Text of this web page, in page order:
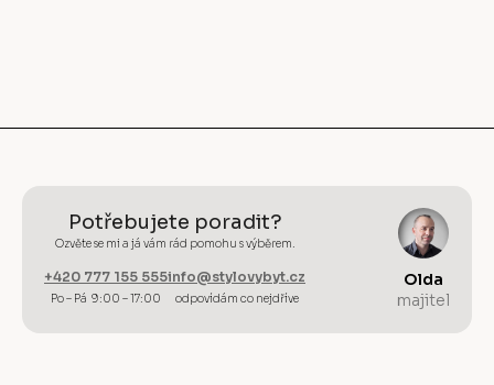
Potřebujete poradit?
Ozvěte se mi a já vám rád pomohu s výběrem.
+420 777 155 555
Po – Pá 9:00 – 17:00
info@stylovybyt.cz
odpovídám co nejdříve
Olda
majitel